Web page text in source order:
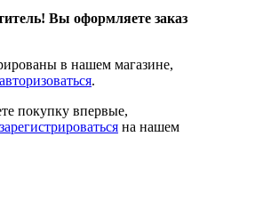
Вы оформляете заказ
в нашем магазине,
авторизоваться.
покупку впервые,
зарегистрироваться на нашем